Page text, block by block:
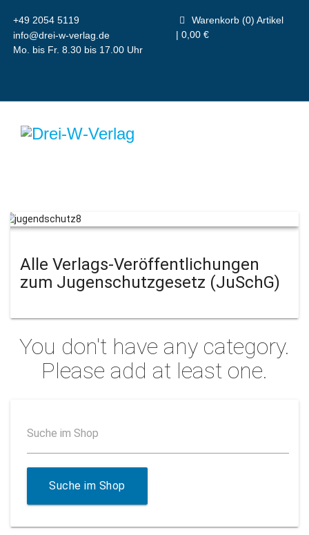
+49 2054 5119
info@drei-w-verlag.de
Mo. bis Fr. 8.30 bis 17.00 Uhr
Warenkorb (0) Artikel
| 0,00 €
Alle Verlags-Veröffentlichungen
zum Jugenschutzgesetz (JuSchG)
You don't have any category.
Please add at least one.
Suche im Shop
Suche im Shop